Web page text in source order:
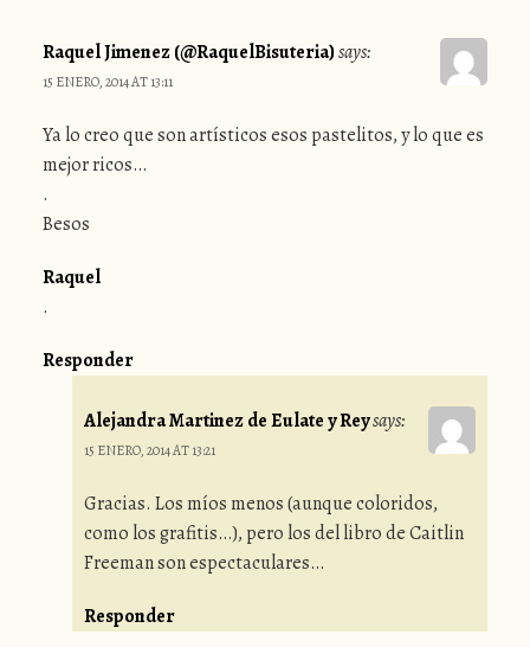
Raquel Jimenez (@RaquelBisuteria)says:
15 ENERO, 2014 AT 13:11
Ya lo creo que son artísticos esos pastelitos, y lo que es
mejor ricos…
.
Besos
Raquel
.
Responder
Alejandra Martinez de Eulate y Reysays:
15 ENERO, 2014 AT 13:21
Gracias. Los míos menos (aunque coloridos,
como los grafitis…), pero los del libro de Caitlin
Freeman son espectaculares…
Responder